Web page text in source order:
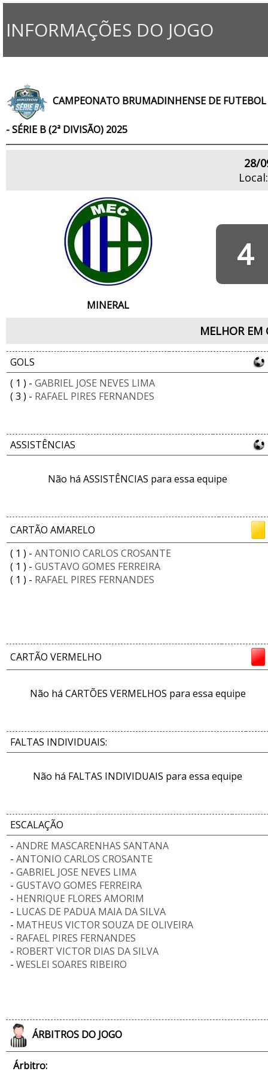
INFORMAÇÕES DO JOGO
CAMPEONATO BRUMADINHENSE DE
- SÉRIE B (2ª DIVISÃO) 2025
28/
MINERAL
4
MELHOR
GOLS
( 1 ) - GABRIEL JOSE NEVES LIMA
( 3 ) - RAFAEL PIRES FERNANDES
ASSISTÊNCIAS
Não há ASSISTÊNCIAS para essa equipe
CARTÃO AMARELO
( 1 ) - ANTONIO CARLOS CROSANTE
( 1 ) - GUSTAVO GOMES FERREIRA
( 1 ) - RAFAEL PIRES FERNANDES
CARTÃO VERMELHO
Não há CARTÕES VERMELHOS para essa equipe
FALTAS INDIVIDUAIS:
Não há FALTAS INDIVIDUAIS para essa equipe
ESCALAÇÃO
- ANDRE MASCARENHAS SANTANA
- ANTONIO CARLOS CROSANTE
- GABRIEL JOSE NEVES LIMA
- GUSTAVO GOMES FERREIRA
- HENRIQUE FLORES AMORIM
- LUCAS DE PADUA MAIA DA SILVA
- MATHEUS VICTOR SOUZA DE OLIVEIRA
- RAFAEL PIRES FERNANDES
- ROBERT VICTOR DIAS DA SILVA
- WESLEI SOARES RIBEIRO
ÁRBITROS DO JOGO
Árbitro: